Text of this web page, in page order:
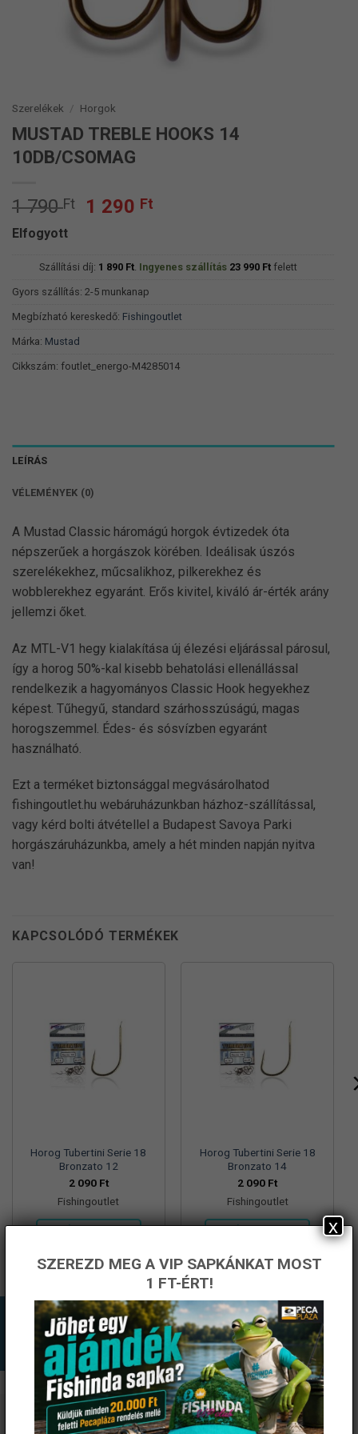
Szerelékek / Horgok
MUSTAD TREBLE HOOKS 14
10DB/CSOMAG
1 790Ft
Original
1
790 Ft.
1 290 Ft
1
Elfogyott
Szállítási díj: 1 890 Ft. Ingyenes szállítás 23 990 Ftfelett
Gyors szállítás: 2-5 munkanap
Megbízható kereskedő: Fishingoutlet
Márka: Mustad
Cikkszám: foutlet_energo-M4285014
LEÍRÁS
VÉLEMÉNYEK (0)
A Mustad Classic háromágú horgok évtizedek óta
népszerűek a horgászok körében. Ideálisak úszós
szerelékekhez, műcsalikhoz, pilkerekhez és
wobblerekhez egyaránt. Erős kivitel, kiváló ár-érték arány
jellemzi őket.
Az MTL-V1 hegy kialakítása új élezési eljárással párosul,
így a horog 50%-kal kisebb behatolási ellenállással
rendelkezik a hagyományos Classic Hook hegyekhez
képest. Tűhegyű, standard szárhosszúságú, magas
horogszemmel. Édes- és sósvízben egyaránt
használható.
Ezt a terméket biztonsággal megvásárolhatod
fishingoutlet.hu webáruházunkban házhoz-szállítással,
vagy kérd bolti átvétellel a Budapest Savoya Parki
horgászáruházunkba, amely a hét minden napján nyitva
van!
KAPCSOLÓDÓ TERMÉKEK
Horog Tubertini Serie 18
Bronzato 12
2 090 Ft
Fishingoutlet
Horog Tubertini Serie 18
Bronzato 14
2 090 Ft
Fishingoutlet
ÉRTESÜLJ ELSŐKÉNT! IRATKOZZ FEL A
SZEREZD MEG A VIP SAPKÁNKAT MOST
1 FT-ÉRT!
x